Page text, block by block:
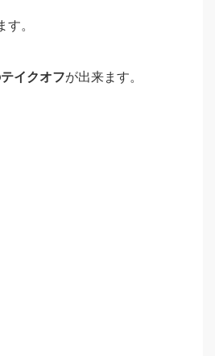
。
イクオフが出来ます。